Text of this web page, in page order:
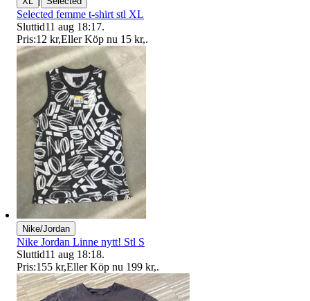
Selected femme t-shirt stl XL
Sluttid11 aug 18:17.
Pris:12 kr,Eller Köp nu 15 kr,.
Nike/Jordan
Nike Jordan Linne nytt! Stl S
Sluttid11 aug 18:18.
Pris:155 kr,Eller Köp nu 199 kr,.